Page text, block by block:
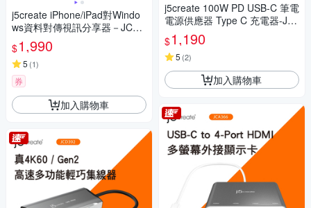
j5create iPhone/iPad對Windo
ws資料對傳視訊分享器－JCH4
22
$1,990
5 (1)
券
加入購物車
j5create 100W PD USB-C 筆電
電源供應器 Type C 充電器-JU
P2290
$1,190
5 (2)
加入購物車